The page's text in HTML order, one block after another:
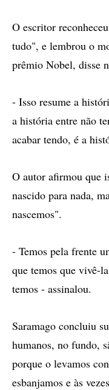
O escritor
tudo", e lembrou o
prêmio Nobel, disse
- Isso resume a
a história entre não
acabar tendo, é a
O autor afirmou que
nascido para nada,
nascemos".
- Temos pela frente
que temos que vivê-
temos - assinalou.
Saramago concluiu
humanos, no fundo,
porque o levamos
esbanjamos e às